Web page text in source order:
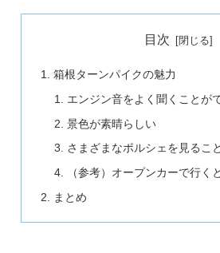
目次
箱根ターンパイクの魅力
エンジン音をよく聞くことが
景色が素晴らしい
さまざまなポルシェを見るこ
（参考）オープンカーで行く
まとめ